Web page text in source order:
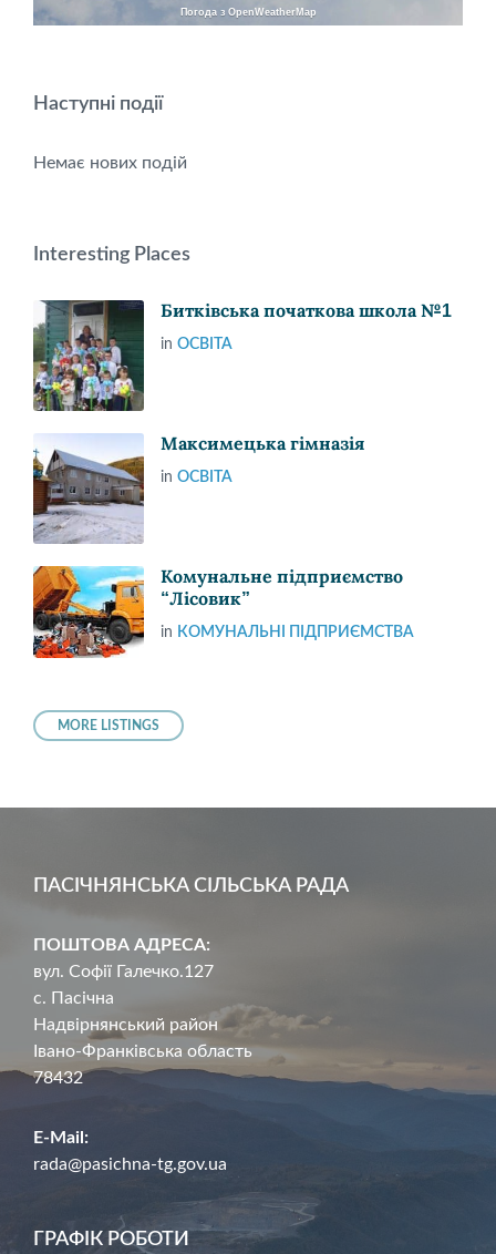
Погода з OpenWeatherMap
Наступні події
Немає нових подій
Interesting Places
Битківська початкова школа №1
in ОСВІТА
Максимецька гімназія
in ОСВІТА
Комунальне підприємство
“Лісовик”
in КОМУНАЛЬНІ ПІДПРИЄМСТВА
MORE LISTINGS
ПАСІЧНЯНСЬКА СІЛЬСЬКА РАДА
ПОШТОВА АДРЕСА:
вул. Софії Галечко.127
с. Пасічна
Надвірнянський район
Івано-Франківська область
78432
E-Mail:
rada@pasichna-tg.gov.ua
ГРАФІК РОБОТИ